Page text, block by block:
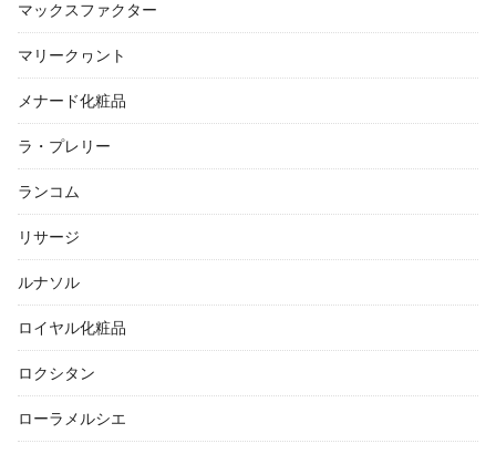
マックスファクター
マリークヮント
メナード化粧品
ラ・プレリー
ランコム
リサージ
ルナソル
ロイヤル化粧品
ロクシタン
ローラメルシエ